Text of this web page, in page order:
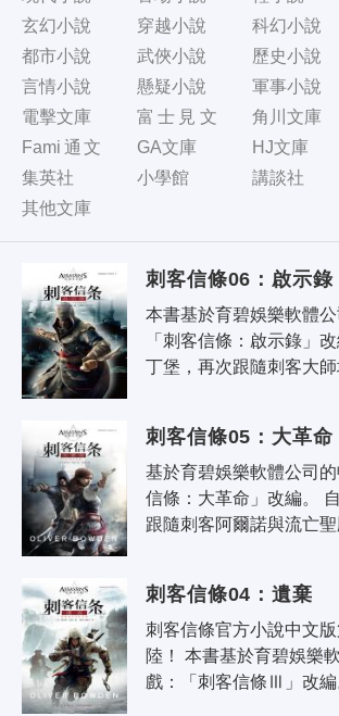
玄幻小說
穿越小說 科幻小說
都市小說
武俠小說 歷史小說
言情小說
懸疑小說 軍事小說
電擊文庫
富士見文
庫
角川文庫
Fami通文
庫
GA文庫 HJ文庫
集英社
小學館 講談社
其他文庫
刺客信條06：啟示錄
本書基於育碧娛樂軟體
「刺客信條：啟示錄」
丁堡，再次跟隨刺客大
刺客信條05：大革命
基於育碧娛樂軟體公司
信條：大革命」改編。
跟隨刺客阿爾諾與流亡
刺客信條04：遺棄
刺客信條官方小說中文
陸！ 本書基於育碧娛樂
戲：「刺客信條Ⅲ」改